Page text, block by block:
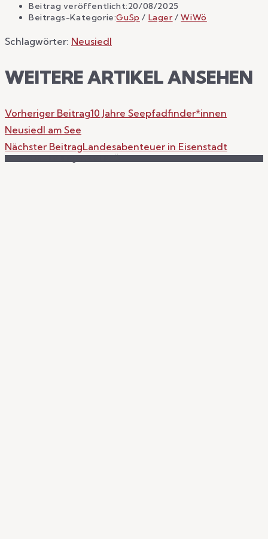
Beitrag veröffentlicht:20/08/2025
Beitrags-Kategorie:GuSp / Lager / WiWö
Schlagwörter: Neusiedl
WEITERE ARTIKEL ANSEHEN
Vorheriger Beitrag10 Jahre Seepfadfinder*innen
Neusiedl am See
Nächster BeitragLandesabenteuer in Eisenstadt